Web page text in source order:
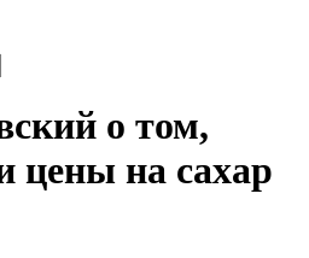
о том,
цены на сахар